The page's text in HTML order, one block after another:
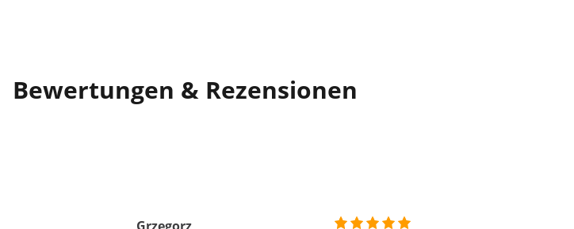
Bewertungen & Rezensionen